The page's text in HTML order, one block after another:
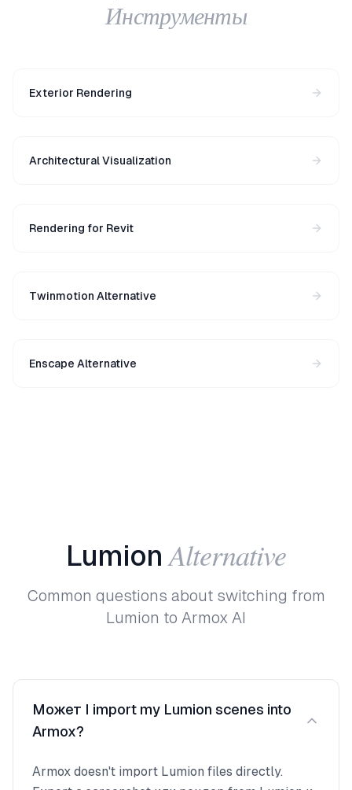
Инструменты
Exterior Rendering
Architectural Visualization
Rendering for Revit
Twinmotion Alternative
Enscape Alternative
Lumion Alternative
Common questions about switching from
Lumion to Armox AI
Может I import my Lumion scenes into
Armox?
Armox doesn't import Lumion files directly.